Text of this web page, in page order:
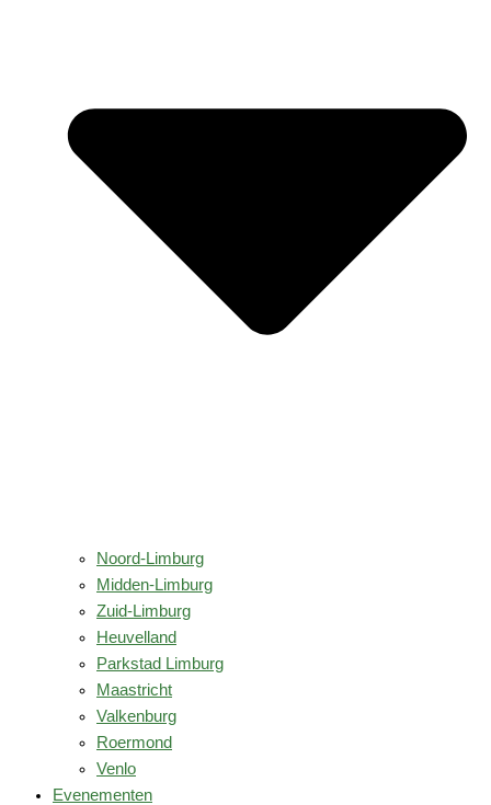
Noord-Limburg
Midden-Limburg
Zuid-Limburg
Heuvelland
Parkstad Limburg
Maastricht
Valkenburg
Roermond
Venlo
Evenementen